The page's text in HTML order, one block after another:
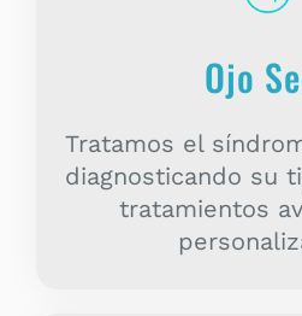
Ojo
Tratamos el
diagnosticando su
tratamientos